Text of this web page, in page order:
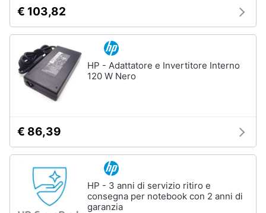
€ 103,82
HP - Adattatore e Invertitore Interno
120 W Nero
€ 86,39
HP - 3 anni di servizio ritiro e
consegna per notebook con 2 anni di
garanzia